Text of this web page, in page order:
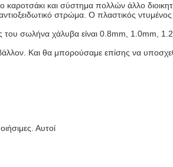
και σύστημα πολλών άλλο
στρώμα. Ο πλαστικός
του σωλήνα χάλυβα είναι 0.8mm, 1.0mm,
Και θα μπορούσαμε επίσης να
Αυτοί